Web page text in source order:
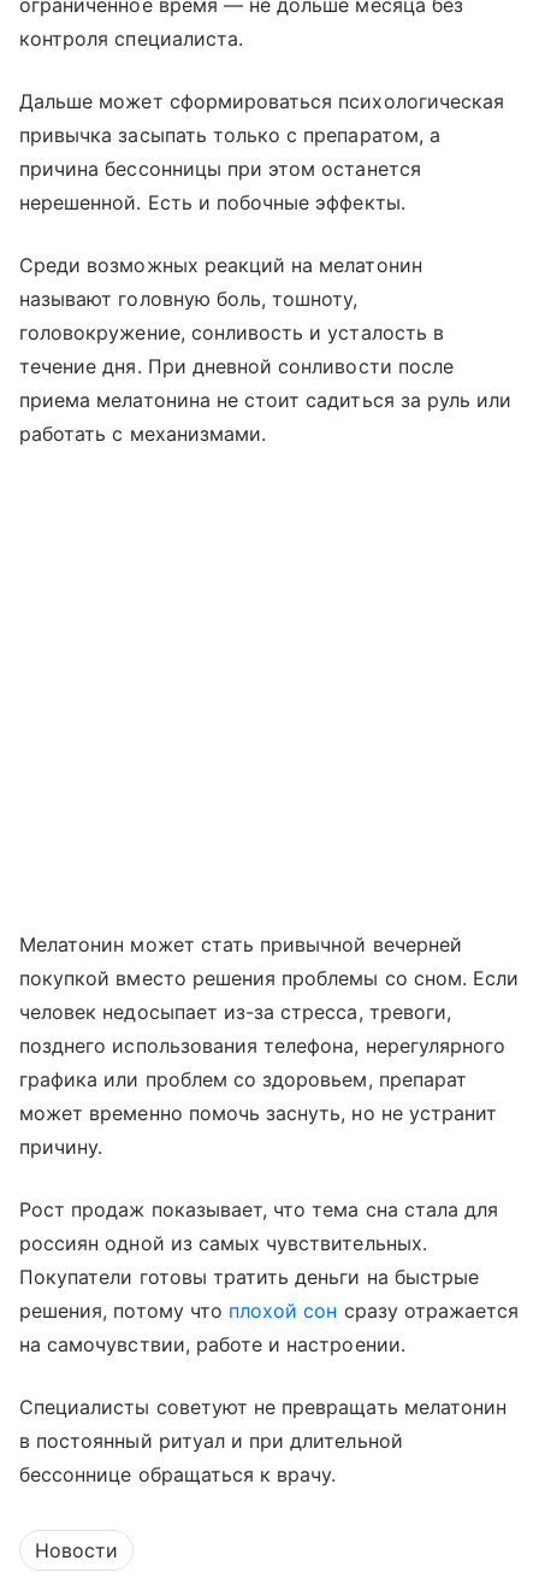
контроля специалиста.
Дальше может сформироваться психологическая
привычка засыпать только с препаратом, а
причина бессонницы при этом останется
нерешенной. Есть и побочные эффекты.
Среди возможных реакций на мелатонин
называют головную боль, тошноту,
головокружение, сонливость и усталость в
течение дня. При дневной сонливости после
приема мелатонина не стоит садиться за руль или
работать с механизмами.
Мелатонин может стать привычной вечерней
покупкой вместо решения проблемы со сном. Если
человек недосыпает из-за стресса, тревоги,
позднего использования телефона, нерегулярного
графика или проблем со здоровьем, препарат
может временно помочь заснуть, но не устранит
причину.
Рост продаж показывает, что тема сна стала для
россиян одной из самых чувствительных.
Покупатели готовы тратить деньги на быстрые
решения, потому что плохой сон сразу отражается
на самочувствии, работе и настроении.
Специалисты советуют не превращать мелатонин
в постоянный ритуал и при длительной
бессоннице обращаться к врачу.
Новости